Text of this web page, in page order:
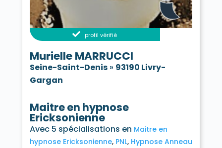
profil vérifié
Murielle MARRUCCI
Seine-Saint-Denis» 93190 Livry-
Gargan
Maitre en hypnose
Ericksonienne
Avec 5 spécialisations en Maitre en
hypnose Ericksonienne PNL Hypnose Anneau